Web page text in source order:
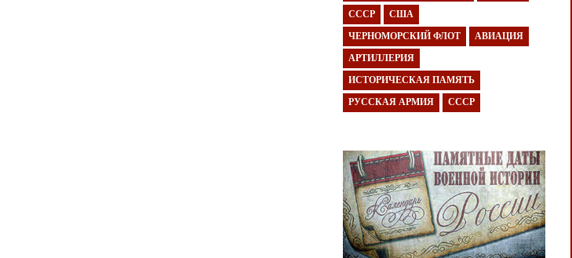
СССР США
ЧЕРНОМОРСКИЙ ФЛОТ АВИАЦИЯ
АРТИЛЛЕРИЯ
ИСТОРИЧЕСКАЯ ПАМЯТЬ
РУССКАЯ АРМИЯ СССР